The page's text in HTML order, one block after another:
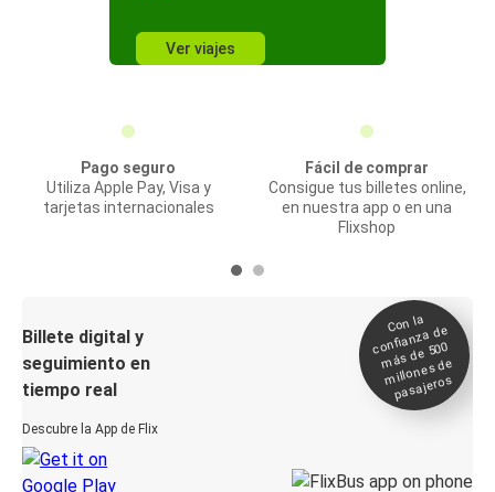
Ver viajes
Pago seguro
Utiliza Apple Pay, Visa y
tarjetas internacionales
Fácil de comprar
Consigue tus billetes online,
en nuestra app o en una
Flixshop
Billete digital y
seguimiento en
tiempo real
Descubre la App de Flix
Con la
confianza de
más de 500
millones de
pasajeros